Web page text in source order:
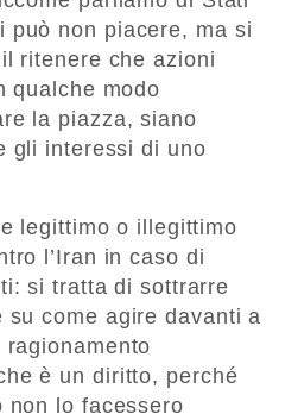
può non piacere, ma si
ritenere che azioni
qualche modo
la piazza, siano
gli interessi di uno
legittimo o illegittimo
l’Iran in caso di
si tratta di sottrarre
come agire davanti a
è un diritto, perché
non lo facessero